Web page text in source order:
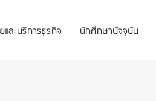
และบริการธุรกิจ นักศึกษาปัจจุบัน